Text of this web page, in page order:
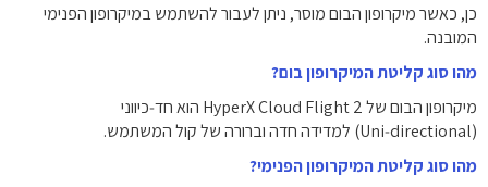
כן, כאשר מיקרופון הבום מוסר, ניתן לעבור להשתמש במיקרופון הפנימי
המובנה.
מהו סוג קליטת המיקרופון בום?
מיקרופון הבום של HyperX Cloud Flight 2 הוא חד‑כיווני
(Uni‑directional) למדידה חדה וברורה של קול המשתמש.
מהו סוג קליטת המיקרופון הפנימי?